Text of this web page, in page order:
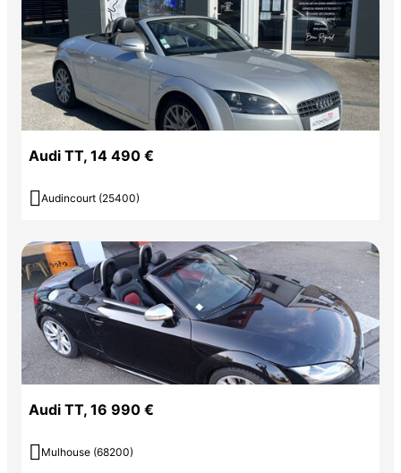
Audi TT, 14 490 €
 Audincourt (25400)
Audi TT, 16 990 €
 Mulhouse (68200)